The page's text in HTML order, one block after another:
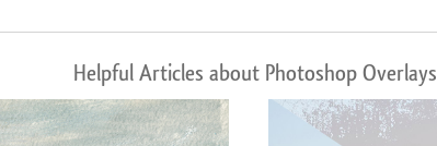
Helpful Articles about Photoshop Overlays